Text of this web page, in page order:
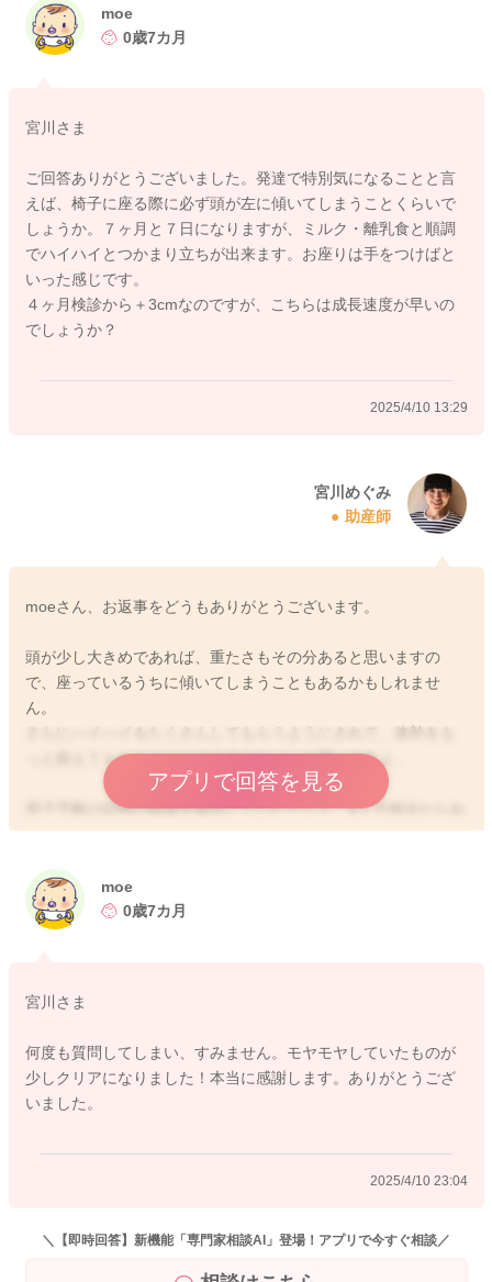
と思いました。
になると思います。
よかったら参考になさってみてください。
どうぞよろしくお願いします。
moe
0歳7カ月
宮川さま
ご回答ありがとうございました。発達で特別気になることと言
えば、椅子に座る際に必ず頭が左に傾いてしまうことくらいで
しょうか。７ヶ月と７日になりますが、ミルク・離乳食と順調
でハイハイとつかまり立ちが出来ます。お座りは手をつけばと
いった感じです。
４ヶ月検診から＋3cmなのですが、こちらは成長速度が早いの
でしょうか？
2025/4/10 13:29
宮川めぐみ
助産師
moeさん、お返事をどうもありがとうございます。
頭が少し大きめであれば、重たさもその分あると思いますの
で、座っているうちに傾いてしまうこともあるかもしれませ
ん。
さらにハイハイをたくさんしてもらうようにされて、体幹をも
っと鍛えてもらうようにされるのもいいと思いますよ。
母子手帳の頭囲の曲線を確認していただくと、4ヶ月検診から3c
mであれば、特別速度が速いということもないかと思います。
よかったら参考になさってみてください。
どうぞよろしくお願いします。
アプリで回答を見る
moe
0歳7カ月
宮川さま
何度も質問してしまい、すみません。モヤモヤしていたものが
少しクリアになりました！本当に感謝します。ありがとうござ
いました。
2025/4/10 23:04
＼【即時回答】新機能「専門家相談AI」登場！アプリで今すぐ相談／